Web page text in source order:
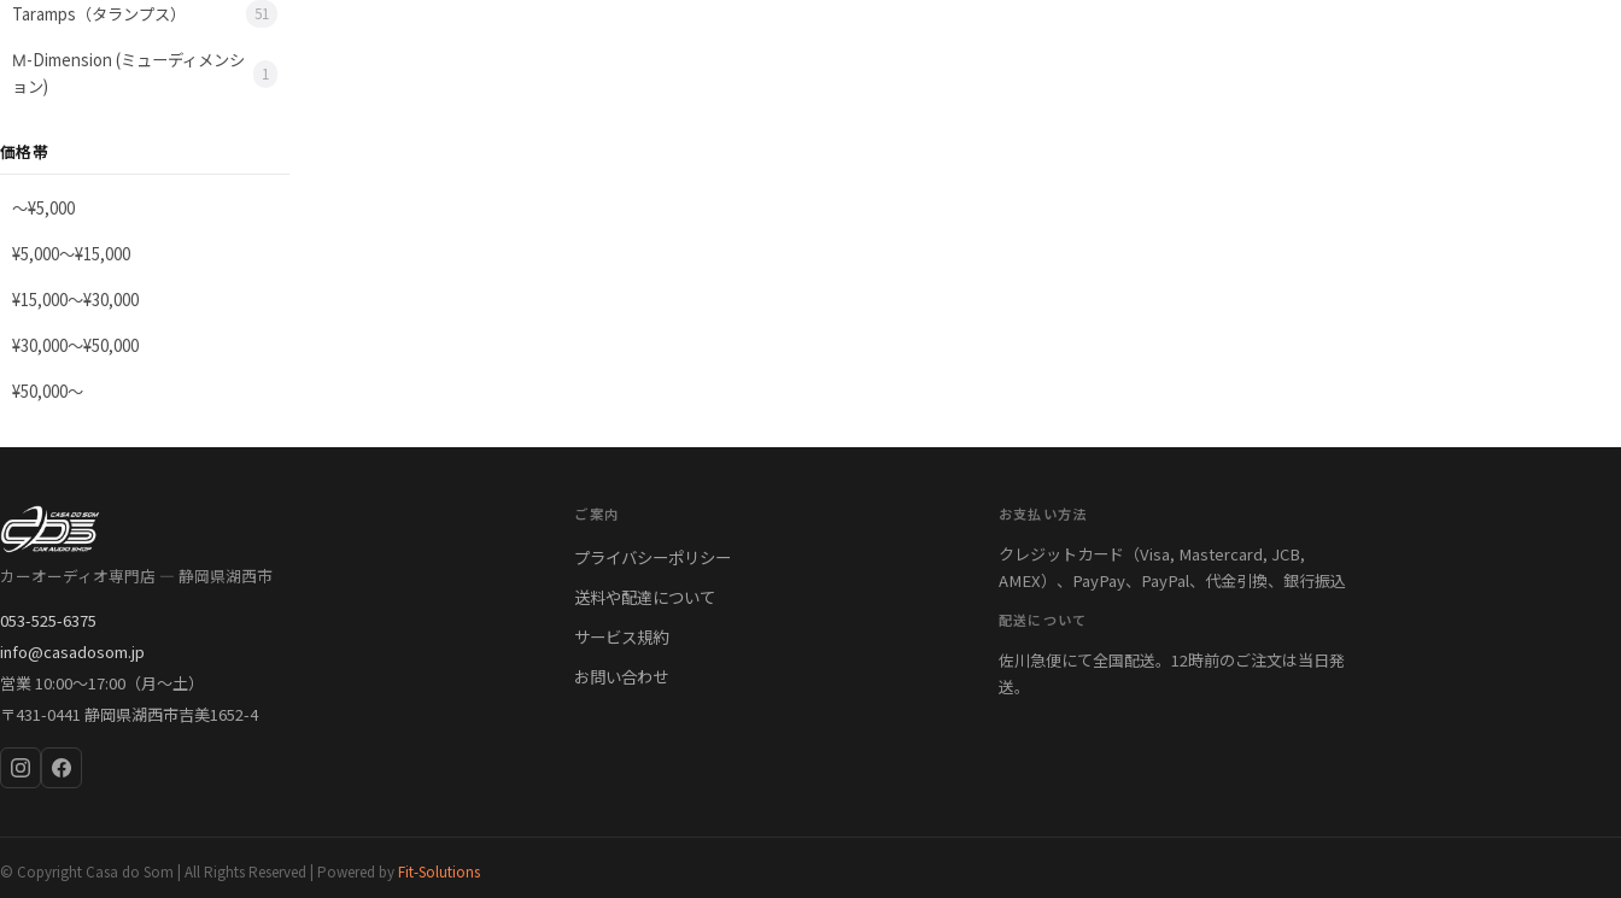
Taramps（タランプス） 51
Μ-Dimension (ミューディメンシ
ョン)
1
価格帯
〜¥5,000
¥5,000〜¥15,000
¥15,000〜¥30,000
¥30,000〜¥50,000
¥50,000〜
カーオーディオ専門店 — 静岡県湖西市
053-525-6375
info@casadosom.jp
営業 10:00〜17:00（月〜土）
〒431-0441 静岡県湖西市吉美1652-4
ご案内
プライバシーポリシー
送料や配達について
サービス規約
お問い合わせ
お支払い方法
クレジットカード（Visa, Mastercard, JCB,
AMEX）、PayPay、PayPal、代金引換、銀行振込
配送について
佐川急便にて全国配送。12時前のご注文は当日発
送。
© Copyright Casa do Som | All Rights Reserved | Powered byFit-Solutions